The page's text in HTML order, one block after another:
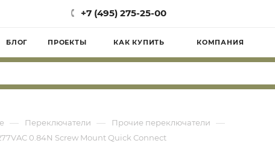
+7 (495) 275-25-00
БЛОГ ПРОЕКТЫ КАК КУПИТЬ КОМПАНИЯ
— Переключатели — Прочие переключатели —
0.84N Screw Mount Quick Connect